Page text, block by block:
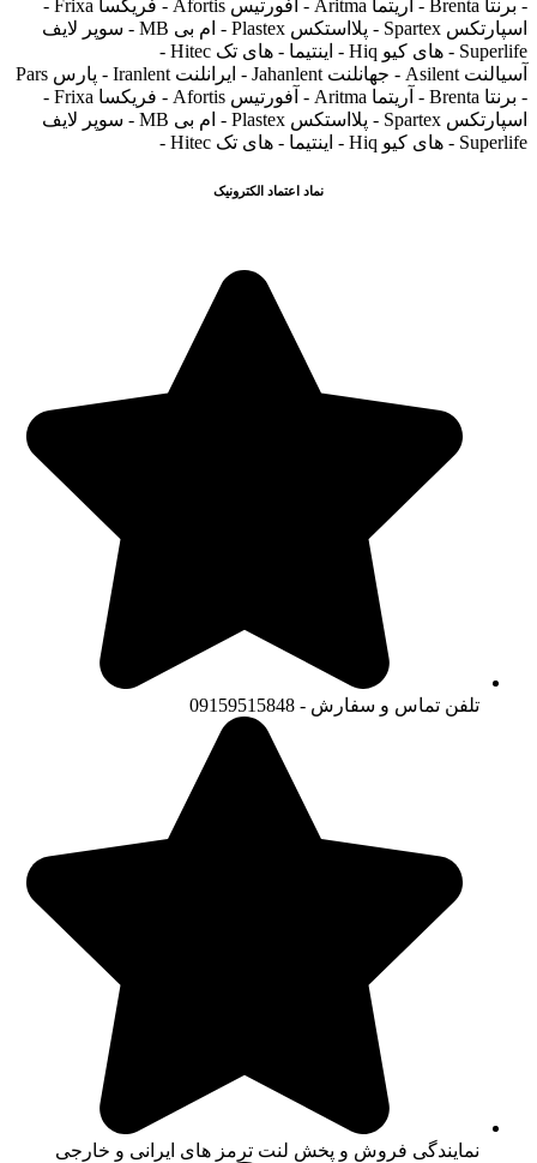
- برنتا Brenta - آریتما Aritma - آفورتیس Afortis - فریکسا Frixa -
اسپارتکس Spartex - پلااستکس Plastex - ام بی MB - سوپر لایف
Superlife - های کیو Hiq - اینتیما - های تک Hitec -
آسیالنت Asilent - جهانلنت Jahanlent - ایرانلنت Iranlent - پارس Pars
- برنتا Brenta - آریتما Aritma - آفورتیس Afortis - فریکسا Frixa -
اسپارتکس Spartex - پلااستکس Plastex - ام بی MB - سوپر لایف
Superlife - های کیو Hiq - اینتیما - های تک Hitec -
نماد اعتماد الکترونیک
تلفن تماس و سفارش - 09159515848
نمایندگی فروش و پخش لنت ترمز های ایرانی و خارجی